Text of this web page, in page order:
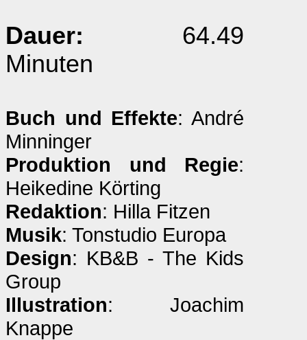
Dauer: 64.49
Minuten
Buch und Effekte: André
Minninger
Produktion und Regie:
Heikedine Körting
Redaktion: Hilla Fitzen
Musik: Tonstudio Europa
Design: KB&B - The Kids
Group
Illustration: Joachim
Knappe